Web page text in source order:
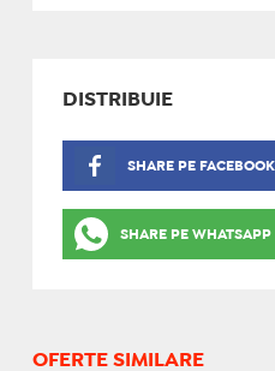
DISTRIBUIE
SHARE PE FACEBOOK
SHARE PE WHATSAPP
OFERTE SIMILARE